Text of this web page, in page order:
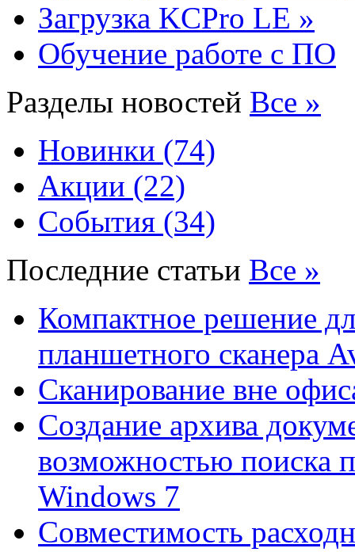
Загрузка KCPro LE »
Обучение работе с ПО
Разделы новостей Все »
Новинки (74)
Акции (22)
События (34)
Последние статьи Все »
Компактное решение
планшетного сканера
Сканирование вне
Создание архива
возможностью поиска
Windows 7
Совместимость